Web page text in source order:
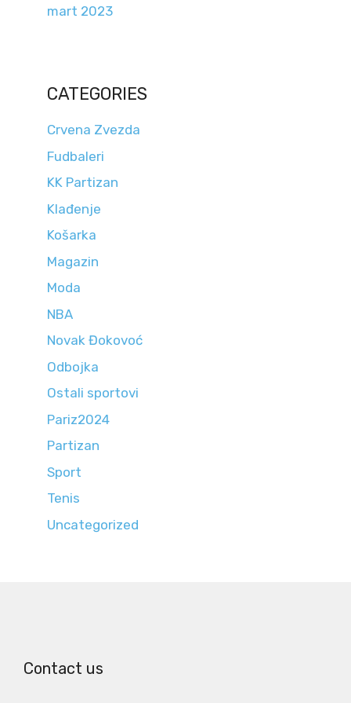
mart 2023
CATEGORIES
Crvena Zvezda
Fudbaleri
KK Partizan
Klađenje
Košarka
Magazin
Moda
NBA
Novak Đokovoć
Odbojka
Ostali sportovi
Pariz2024
Partizan
Sport
Tenis
Uncategorized
Contact us